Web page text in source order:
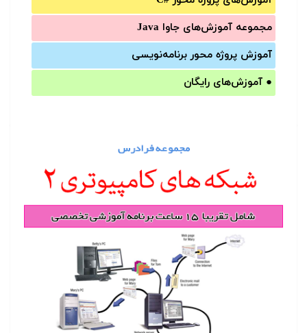
مجموعه آموزش‌های جاوا Java
آموزش‌ پروژه محور برنامه‌نویسی
● آموزش‌های رایگان